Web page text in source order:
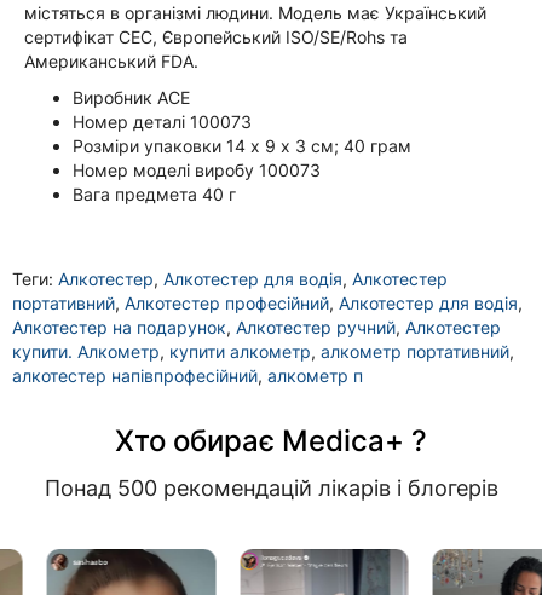
містяться в організмі людини. Модель має Український
сертифікат СЕС, Європейський ISO/SE/Rohs та
Американський FDA.
Виробник ACE
Номер деталі ‎100073
Розміри упаковки 14 х 9 х 3 см; 40 грам
Номер моделі виробу ‎100073
Вага предмета ‎40 г
Теги: Алкотестер, Алкотестер для водія, Алкотестер
портативний, Алкотестер професійний, Алкотестер для водія,
Алкотестер на подарунок, Алкотестер ручний, Алкотестер
купити. Алкометр, купити алкометр, алкометр портативний,
алкотестер напівпрофесійний, алкометр п
Хто обирає Medica+ ?
Понад 500 рекомендацій лікарів і блогерів